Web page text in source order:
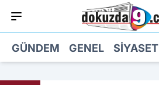
GÜNDEM GENEL SIYASET